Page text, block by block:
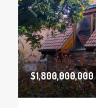
$1,800,000,000